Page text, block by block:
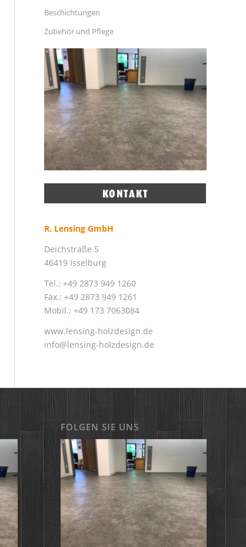
Beschichtungen
Zubehör und Pflege
R. Lensing GmbH
Deichstraße 5
46419 Isselburg
Tel.: +49 2873 949 1260
Fax.: +49 2873 949 1261
Mobil.: +49 173 7063084
www.lensing-holzdesign.de
info@lensing-holzdesign.de
FOLGEN SIE UNS